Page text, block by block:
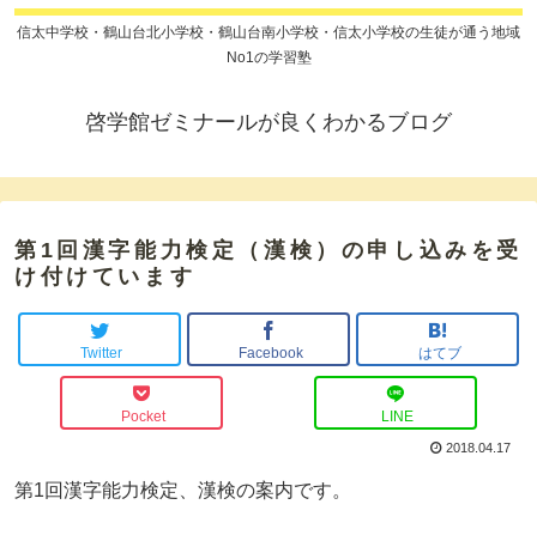
信太中学校・鶴山台北小学校・鶴山台南小学校・信太小学校の生徒が通う地域
No1の学習塾
啓学館ゼミナールが良くわかるブログ
第1回漢字能力検定（漢検）の申し込みを受
け付けています
Twitter Facebook はてブ
Pocket LINE
2018.04.17
第1回漢字能力検定、漢検の案内です。